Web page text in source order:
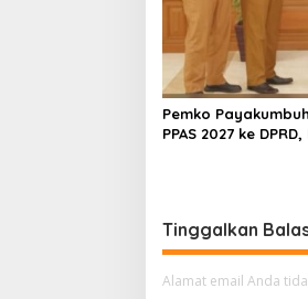
Pemko
PPAS 2027 ke
Tinggalkan
Alamat email Anda